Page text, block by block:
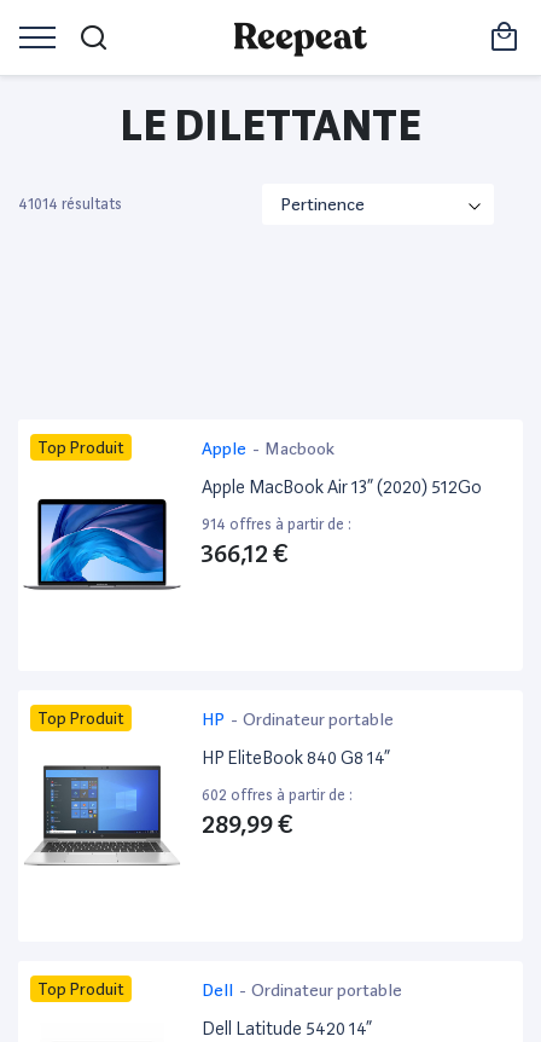
LE DILETTANTE
41014 résultats
Top Produit Apple - Macbook
Apple MacBook Air 13” (2020) 512Go
914 offres à partir de :
366,12 €
Top Produit HP - Ordinateur portable
HP EliteBook 840 G8 14”
602 offres à partir de :
289,99 €
Top Produit Dell - Ordinateur portable
Dell Latitude 5420 14”